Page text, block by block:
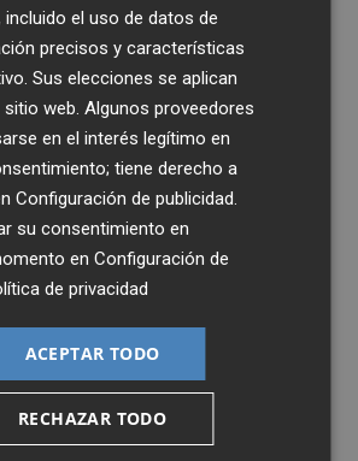
el uso de datos de
precisos y características
Sus elecciones se aplican
web. Algunos proveedores
en el interés legítimo en
tiene derecho a
Configuración de publicidad
su consentimiento en
enConfiguración de
de privacidad
ACEPTAR TODO
RECHAZAR TODO